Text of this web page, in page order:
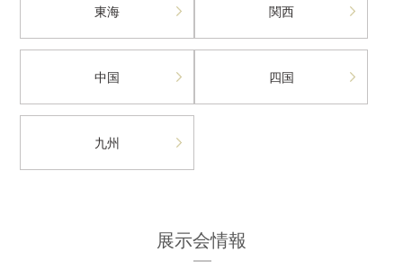
東海 関西
中国 四国
九州
展示会情報